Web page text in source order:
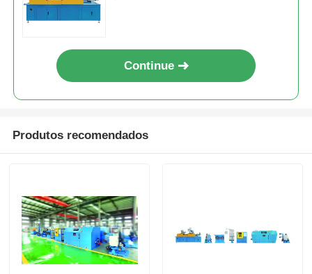
Continue
Produtos recomendados